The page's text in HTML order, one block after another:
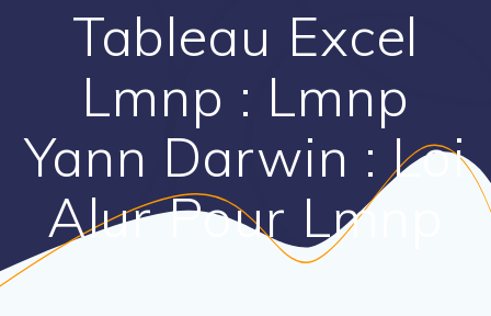
Tableau Excel
Lmnp : Lmnp
Yann Darwin : Loi
Alur Pour Lmnp